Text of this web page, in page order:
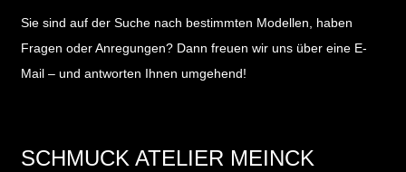
Sie sind auf der Suche nach bestimmten Modellen, haben
Fragen oder Anregungen? Dann freuen wir uns über eine E-
Mail – und antworten Ihnen umgehend!
SCHMUCK ATELIER MEINCK